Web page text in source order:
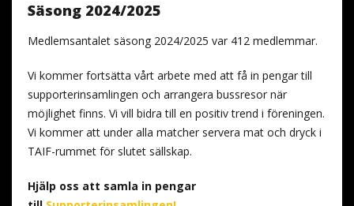
Säsong 2024/2025
Medlemsantalet säsong 2024/2025 var 412 medlemmar.
Vi kommer fortsätta vårt arbete med att få in pengar till
supporterinsamlingen och arrangera bussresor när
möjlighet finns. Vi vill bidra till en positiv trend i föreningen.
Vi kommer att under alla matcher servera mat och dryck i
TAIF-rummet för slutet sällskap.
Hjälp oss att samla in pengar